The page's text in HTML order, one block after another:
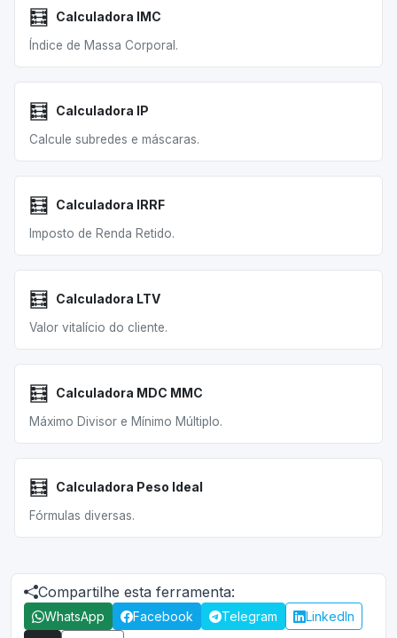
🧮 Calculadora IMC
Índice de Massa Corporal.
🧮 Calculadora IP
Calcule subredes e máscaras.
🧮 Calculadora IRRF
Imposto de Renda Retido.
🧮 Calculadora LTV
Valor vitalício do cliente.
🧮 Calculadora MDC MMC
Máximo Divisor e Mínimo Múltiplo.
🧮 Calculadora Peso Ideal
Fórmulas diversas.
Compartilhe esta ferramenta:
WhatsApp Facebook Telegram
LinkedIn